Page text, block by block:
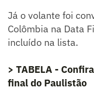
Já o volante foi
Colômbia na Data
incluído na lista.
> TABELA -
final do Paulistão